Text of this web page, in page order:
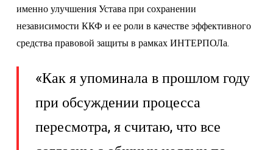
именно улучшения Устава при сохранении
независимости ККФ и ее роли в качестве эффективного
средства правовой защиты в рамках ИНТЕРПОЛа.
«Как я упоминала в прошлом году
при обсуждении процесса
пересмотра, я считаю, что все